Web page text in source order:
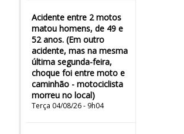
Acidente entre 2 motos
matou homens, de 49 e
52 anos. (Em outro
acidente, mas na mesma
última segunda-feira,
choque foi entre moto e
caminhão - motociclista
morreu no local)
Terça 04/08/26 - 9h04